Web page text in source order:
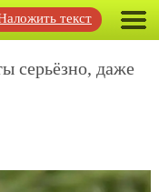
текст
серьёзно, даже